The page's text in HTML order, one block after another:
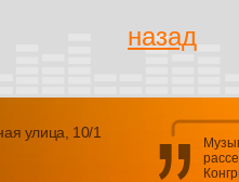
назад
улица, 10/1